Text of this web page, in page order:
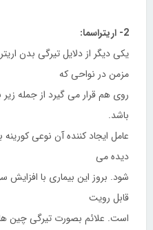
2- اریتراسما:
یکی دیگر از دلایل تیرگی بدن
مزمن در نواحی که
روی هم قرار می گیرد از جمله
باشد.
عامل ایجاد کننده آن نوعی
دیده می
شود. بروز این بیماری با
قابل رویت
است. علائم بصورت تیرگی چین